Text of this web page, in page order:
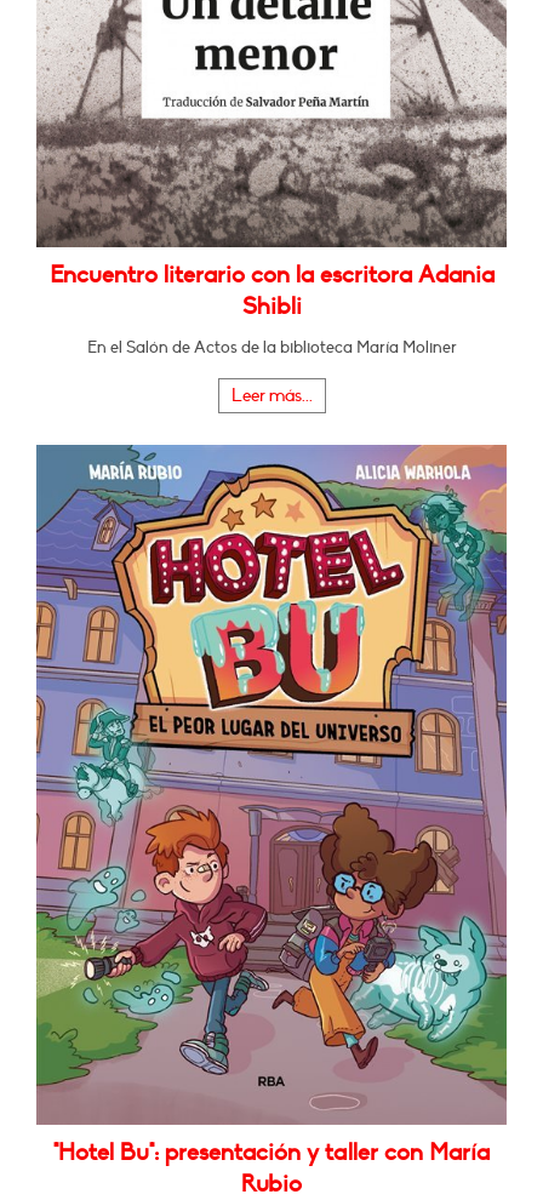
Encuentro literario con la escritora Adania
Shibli
En el Salón de Actos de la biblioteca María Moliner
Leer más...
"Hotel Bu": presentación y taller con María
Rubio